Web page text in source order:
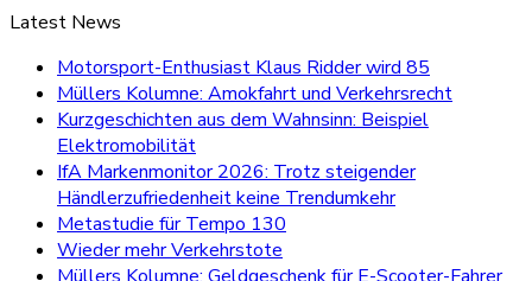
Latest News
Motorsport-Enthusiast Klaus Ridder wird 85
Müllers Kolumne: Amokfahrt und Verkehrsrecht
Kurzgeschichten aus dem Wahnsinn: Beispiel
Elektromobilität
IfA Markenmonitor 2026: Trotz steigender
Händlerzufriedenheit keine Trendumkehr
Metastudie für Tempo 130
Wieder mehr Verkehrstote